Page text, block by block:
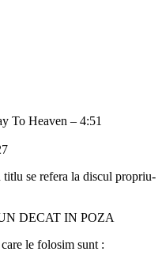
To Heaven – 4:51
se refera la discul propriu-
DECAT IN POZA
le folosim sunt :